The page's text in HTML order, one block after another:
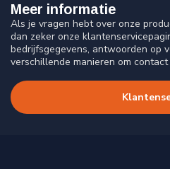
Meer informatie
Als je vragen hebt over onze
dan zeker onze
bedrijfsgegevens, antwoorden op
verschillende manieren om